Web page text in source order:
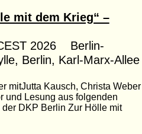
mit dem Krieg“ –
2026 Berlin-
Berlin, Karl-Marx-Allee
mitJutta Kausch, Christa Weber
und Lesung aus folgenden
DKP Berlin Zur Hölle mit